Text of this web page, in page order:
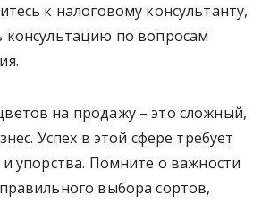
к налоговому консультанту,
консультацию по вопросам
на продажу – это сложный,
Успех в этой сфере требует
упорства. Помните о важности
выбора сортов,